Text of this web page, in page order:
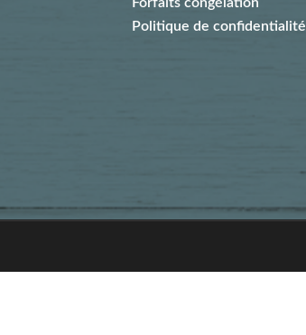
Politique de confidentialité